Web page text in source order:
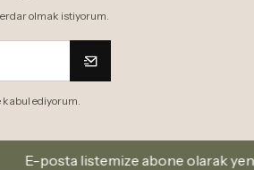
olmak istiyorum.
kabul ediyorum.
listemize abone olarak yeni